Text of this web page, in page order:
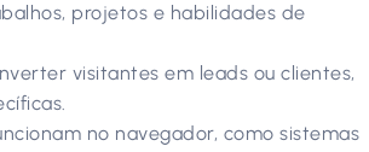
projetos e habilidades de
visitantes em leads ou clientes,
no navegador, como sistemas